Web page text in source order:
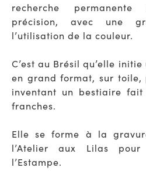
recherche
précision, avec une
l’utilisation de la couleur.
C’est au Brésil qu’elle
en grand format, sur toile,
inventant un bestiaire fait
franches.
Elle se forme à la
l’Atelier aux Lilas
l’Estampe.